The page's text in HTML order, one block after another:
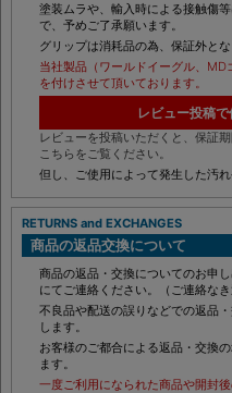
塗装ムラや、輸入時による接触傷
で、予めご了承願います。
グリップは消耗品の為、保証外とな
当社製品（ワールドイーグル、
を付けさせて頂いております。
レビュー投稿
レビューを投稿いただくと、保証
こちらをご覧ください。
但し、ご使用によって発生した汚
RETURNS and EXCHANGES
商品の返品交換について
商品の返品・交換についてのお申
にてご連絡ください。（ご連絡な
不良品や配送の誤りなどでの返品
します。
お客様のご都合による返品・交換
ます。
一度ご利用になられた商品や開封